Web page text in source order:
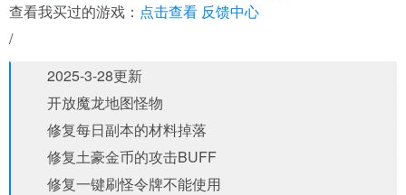
查看我买过的游戏： 点击查看 反馈中心
/
2025-3-28更新
开放魔龙地图怪物
修复每日副本的材料掉落
修复土豪金币的攻击BUFF
修复一键刷怪令牌不能使用